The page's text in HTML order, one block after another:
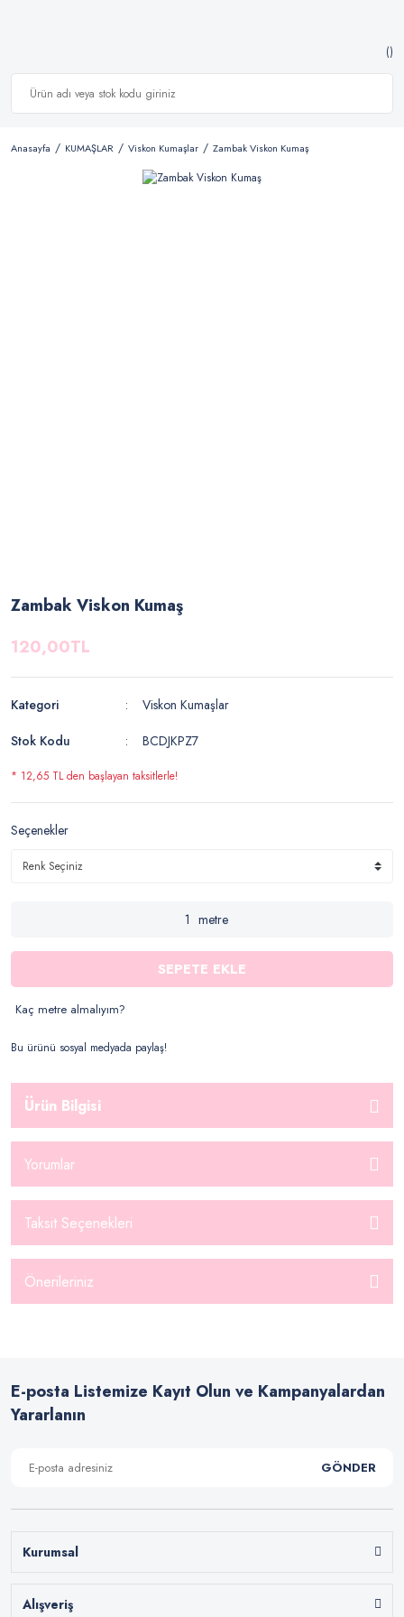
Anasayfa KUMAŞLAR Viskon Kumaşlar Zambak Viskon Kumaş
Zambak Viskon Kumaş
120,00TL
Kategori
Viskon Kumaşlar
Stok Kodu
BCDJKPZ7
* 12,65 TL den başlayan taksitlerle!
Seçenekler
metre
SEPETE EKLE
Kaç metre almalıyım?
Bu ürünü sosyal medyada paylaş!
Ürün Bilgisi
Yorumlar
Taksit Seçenekleri
Önerileriniz
E-posta Listemize Kayıt Olun ve Kampanyalardan
Yararlanın
GÖNDER
Kurumsal
Alışveriş